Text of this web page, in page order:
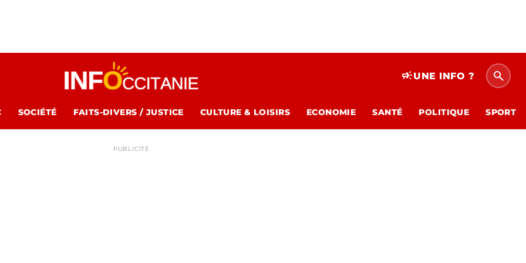
campaignUNE INFO ? search
SOCIÉTÉ FAITS-DIVERS / JUSTICE CULTURE & LOISIRS ECONOMIE SANTÉ POLITIQUE SPORT
PUBLICITÉ